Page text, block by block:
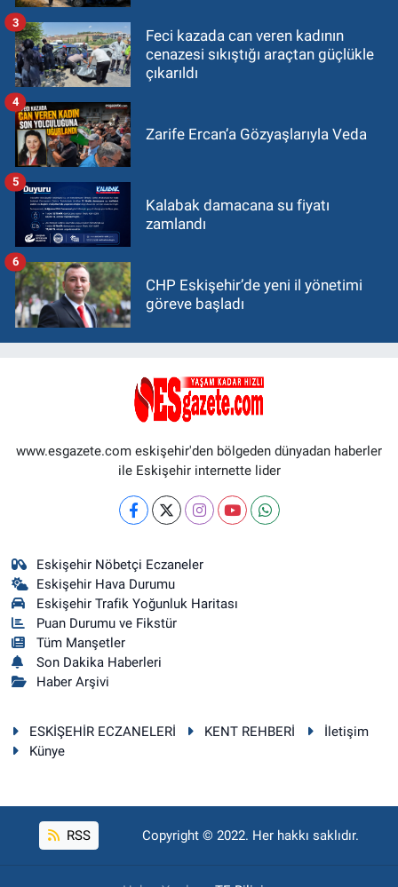
Feci kazada can veren kadının
cenazesi sıkıştığı araçtan güçlükle
çıkarıldı
3
Zarife Ercan’a Gözyaşlarıyla Veda
4
Kalabak damacana su fiyatı
zamlandı
5
CHP Eskişehir’de yeni il yönetimi
göreve başladı
6
www.esgazete.com eskişehir'den bölgeden dünyadan haberler
ile Eskişehir internette lider
Eskişehir Nöbetçi Eczaneler
Eskişehir Hava Durumu
Eskişehir Trafik Yoğunluk Haritası
Puan Durumu ve Fikstür
Tüm Manşetler
Son Dakika Haberleri
Haber Arşivi
ESKİŞEHİR ECZANELERİ KENT REHBERİ
İletişim
Künye
RSS Copyright © 2022. Her hakkı saklıdır.